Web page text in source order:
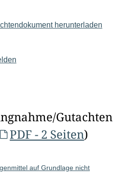
herunterladen
Gutachten
PDF - 2 Seiten)
auf Grundlage nicht